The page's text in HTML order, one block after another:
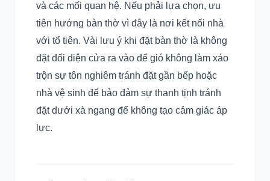
và các mối quan hệ. Nếu phải lựa chọn, ưu
tiên hướng bàn thờ vì đây là nơi kết nối nhà
với tổ tiên. Vài lưu ý khi đặt bàn thờ là không
đặt đối diện cửa ra vào để gió không làm xáo
trộn sự tôn nghiêm tránh đặt gần bếp hoặc
nhà vệ sinh để bảo đảm sự thanh tịnh tránh
đặt dưới xà ngang để không tạo cảm giác áp
lực.